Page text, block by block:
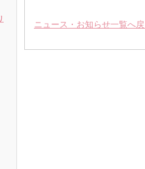
ニュース・お知らせ一覧へ戻